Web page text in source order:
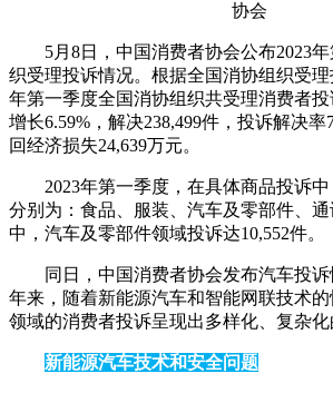
协会
5月8日，中国消费者协会公布2023
织受理投诉情况。根据全国消协组织受
年第一季度全国消协组织共受理消费者投
增长6.59%，解决238,499件，投诉解决率
回经济损失24,639万元。
2023年第一季度，在具体商品投诉
分别为：食品、服装、汽车及零部件、
中，汽车及零部件领域投诉达10,552件。
同日，中国消费者协会发布汽车投
年来，随着新能源汽车和智能网联技术
领域的消费者投诉呈现出多样化、复杂化
新能源汽车技术和安全问题